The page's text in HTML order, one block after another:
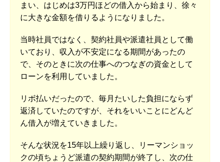
まい、はじめは3万円ほどの借入から始まり、徐々
に大きな金額を借りるようになりました。
当時社員ではなく、契約社員や派遣社員として働
いており、収入が不安定になる期間があったの
で、そのときに次の仕事へのつなぎの資金として
ローンを利用していました。
リボ払いだったので、毎月たいした負担にならず
返済していたのですが、それをいいことにどんど
ん借入が増えていきました。
そんな状況を15年以上繰り返し、リーマンショッ
クの頃ちょうど派遣の契約期間が終了し、次の仕